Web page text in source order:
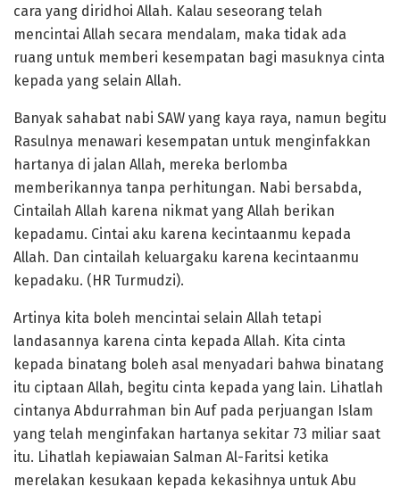
cara yang diridhoi Allah. Kalau seseorang telah
mencintai Allah secara mendalam, maka tidak ada
ruang untuk memberi kesempatan bagi masuknya cinta
kepada yang selain Allah.
Banyak sahabat nabi SAW yang kaya raya, namun begitu
Rasulnya menawari kesempatan untuk menginfakkan
hartanya di jalan Allah, mereka berlomba
memberikannya tanpa perhitungan. Nabi bersabda,
Cintailah Allah karena nikmat yang Allah berikan
kepadamu. Cintai aku karena kecintaanmu kepada
Allah. Dan cintailah keluargaku karena kecintaanmu
kepadaku. (HR Turmudzi).
Artinya kita boleh mencintai selain Allah tetapi
landasannya karena cinta kepada Allah. Kita cinta
kepada binatang boleh asal menyadari bahwa binatang
itu ciptaan Allah, begitu cinta kepada yang lain. Lihatlah
cintanya Abdurrahman bin Auf pada perjuangan Islam
yang telah menginfakan hartanya sekitar 73 miliar saat
itu. Lihatlah kepiawaian Salman Al-Faritsi ketika
merelakan kesukaan kepada kekasihnya untuk Abu